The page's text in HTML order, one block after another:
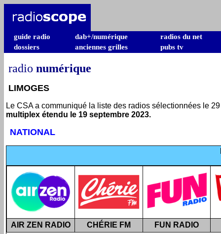
guide radio dab+/numérique
radios du net
dossiers
anciennes grilles pubs tv
radio numérique
LIMOGES
Le CSA a communiqué la liste des radios sélectionnées le
multiplex étendu le 19 septembre 2023.
NATIONAL
AIR ZEN RADIO CHÉRIE FM FUN RADIO